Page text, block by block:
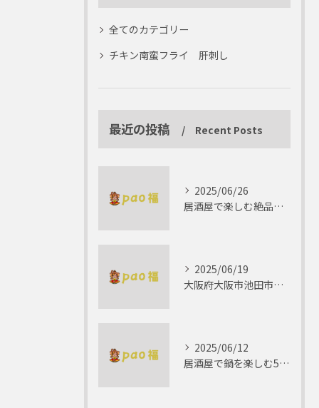
全てのカテゴリー
チキン南蛮フライ 肝刺し
最近の投稿 Recent Posts
2025/06/26
居酒屋で楽しむ絶品テリーヌの世界
2025/06/19
大阪府大阪市池田市で楽しむしゃぶしゃぶの魅力とは？
2025/06/12
居酒屋で鍋を楽しむ5つの理由 ゆったりとした時間を